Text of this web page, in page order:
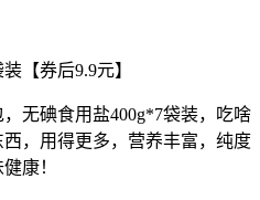
【券后9.9元】
无碘食用盐400g*7袋装，吃啥
，用得更多，营养丰富，纯度
康！